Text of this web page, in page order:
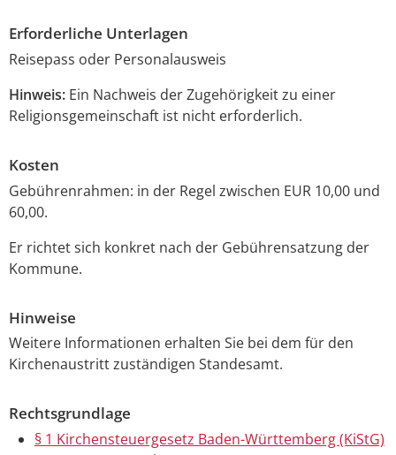
Erforderliche Unterlagen
Reisepass oder Personalausweis
Hinweis: Ein Nachweis der Zugehörigkeit zu einer
Religionsgemeinschaft ist nicht erforderlich.
Kosten
Gebührenrahmen: in der Regel zwischen EUR 10,00 und
60,00.
Er richtet sich konkret nach der Gebührensatzung der
Kommune.
Hinweise
Weitere Informationen erhalten Sie bei dem für den
Kirchenaustritt zuständigen Standesamt.
Rechtsgrundlage
§ 1 Kirchensteuergesetz Baden-Württemberg (KiStG)